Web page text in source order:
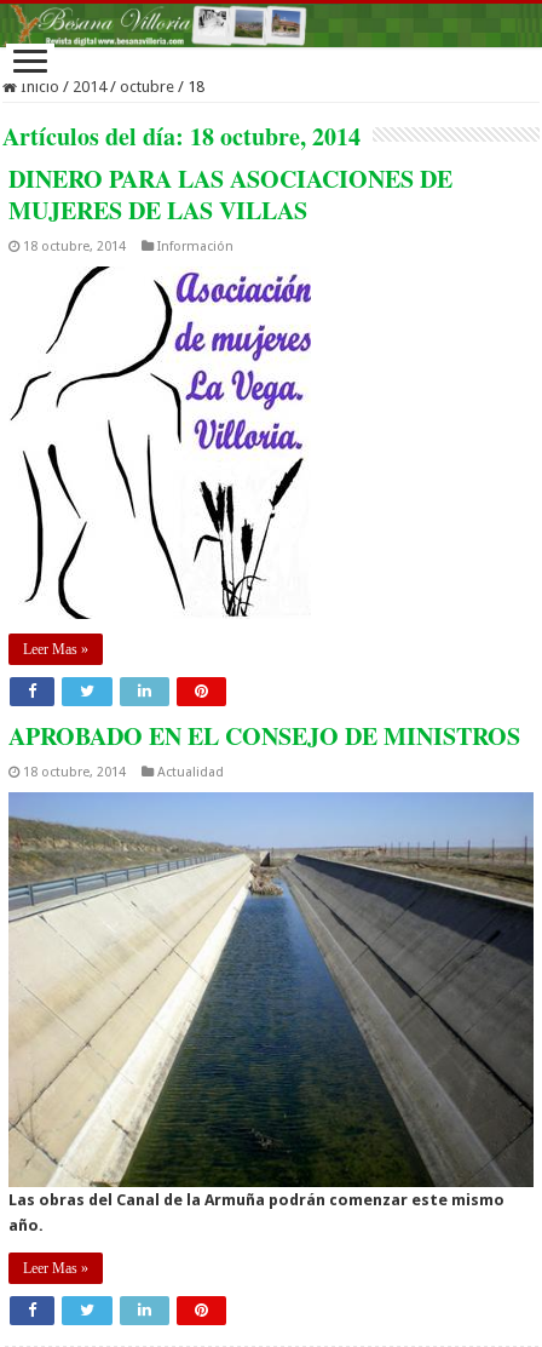
Inicio / 2014 / octubre / 18
Artículos del día: 18 octubre, 2014
DINERO PARA LAS ASOCIACIONES DE
MUJERES DE LAS VILLAS
18 octubre, 2014 Información
Leer Mas »
APROBADO EN EL CONSEJO DE MINISTROS
18 octubre, 2014 Actualidad
Las obras del Canal de la Armuña podrán comenzar este mismo
año.
Leer Mas »